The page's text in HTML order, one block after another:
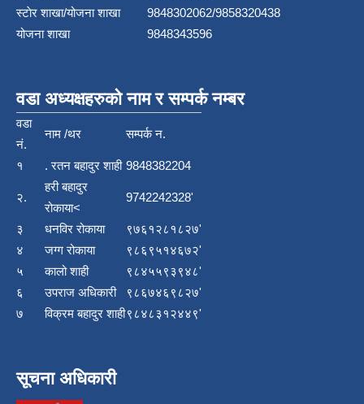
स्टाेर शाखा/योजना शाखा
9848302062/9858320438
योजना शाखा
9848343596
वडा अध्यक्षहरुको नाम र सम्पर्क नम्बर
वडा
नं.
नाम /थर सम्पर्क न.
१ . रतन बहादुर शाही 9848382204
२.
हरी बहादुर
रोकाया<
9742242328'
३ धनविर रोकाया
९७६१२८१८२७'
४
जग्ग रोकाया
९८६९५१४६७२'
५
कालो शाही
९८४५५९३९४८'
६
उपराज अधिकारी
९८६७४६९८२७'
७
विक्रम बहादुर शाही९८४८३१२४४९'
सूचना अधिकारी